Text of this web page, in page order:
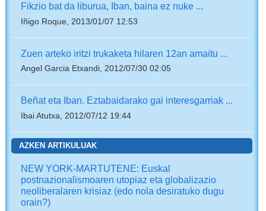
Fikzio bat da liburua, Iban, baina ez nuke ...
Iñigo Roque, 2013/01/07 12:53
Zuen arteko iritzi trukaketa hilaren 12an amaitu ...
Angel Garcia Etxandi, 2012/07/30 02:05
Beñat eta Iban. Eztabaidarako gai interesgarriak ...
Ibai Atutxa, 2012/07/12 19:44
AZKEN ARTIKULUAK
NEW YORK-MARTUTENE: Euskal
postnazionalismoaren utopiaz eta globalizazio
neoliberalaren krisiaz (edo nola desiratuko dugu
orain?)